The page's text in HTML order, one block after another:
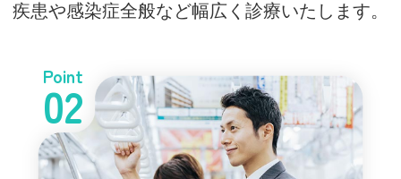
疾患や感染症全般など幅広く診療いたします。
Point
02